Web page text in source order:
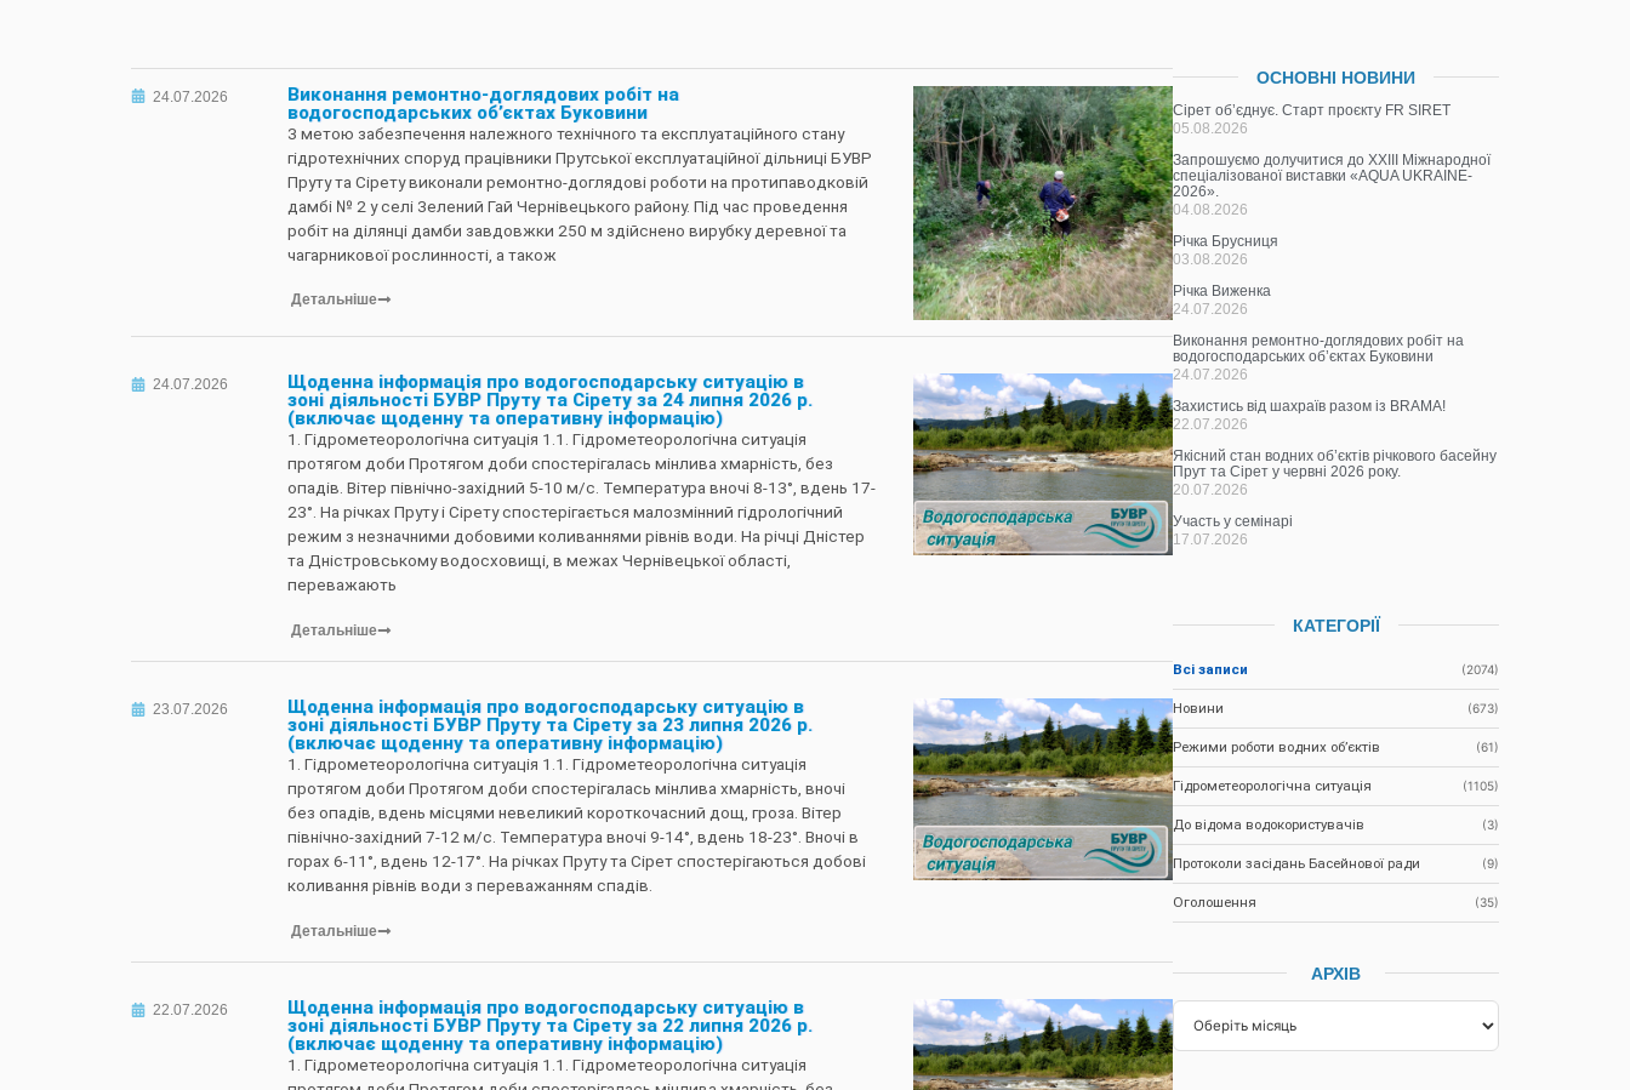
24.07.2026
Виконання ремонтно-доглядових робіт на
водогосподарських об’єктах Буковини
З метою забезпечення належного технічного та експлуатаційного стану
гідротехнічних споруд працівники Прутської експлуатаційної дільниці БУВР
Пруту та Сірету виконали ремонтно-доглядові роботи на протипаводковій
дамбі № 2 у селі Зелений Гай Чернівецького району. Під час проведення
робіт на ділянці дамби завдовжки 250 м здійснено вирубку деревної та
чагарникової рослинності, а також
Детальніше
24.07.2026
Щоденна інформація про водогосподарську ситуацію в
зоні діяльності БУВР Пруту та Сірету за 24 липня 2026 р.
(включає щоденну та оперативну інформацію)
1. Гідрометеорологічна ситуація 1.1. Гідрометеорологічна ситуація
протягом доби Протягом доби спостерігалась мінлива хмарність, без
опадів. Вітер північно-західний 5-10 м/с. Температура вночі 8-13°, вдень 17-
23°. На річках Пруту і Сірету спостерігається малозмінний гідрологічний
режим з незначними добовими коливаннями рівнів води. На річці Дністер
та Дністровському водосховищі, в межах Чернівецької області,
переважають
Детальніше
23.07.2026
Щоденна інформація про водогосподарську ситуацію в
зоні діяльності БУВР Пруту та Сірету за 23 липня 2026 р.
(включає щоденну та оперативну інформацію)
1. Гідрометеорологічна ситуація 1.1. Гідрометеорологічна ситуація
протягом доби Протягом доби спостерігалась мінлива хмарність, вночі
без опадів, вдень місцями невеликий короткочасний дощ, гроза. Вітер
північно-західний 7-12 м/с. Температура вночі 9-14°, вдень 18-23°. Вночі в
горах 6-11°, вдень 12-17°. На річках Пруту та Сірет спостерігаються добові
коливання рівнів води з переважанням спадів.
Детальніше
22.07.2026
Щоденна інформація про водогосподарську ситуацію в
зоні діяльності БУВР Пруту та Сірету за 22 липня 2026 р.
(включає щоденну та оперативну інформацію)
1. Гідрометеорологічна ситуація 1.1. Гідрометеорологічна ситуація
ОСНОВНІ НОВИНИ
Сірет об’єднує. Старт проєкту FR SIRET
05.08.2026
Запрошуємо долучитися до ХХІІІ Міжнародної
спеціалізованої виставки «AQUA UKRAINE-
2026».
04.08.2026
Річка Брусниця
03.08.2026
Річка Виженка
24.07.2026
Виконання ремонтно-доглядових робіт на
водогосподарських об’єктах Буковини
24.07.2026
Захистись від шахраїв разом із BRAMA!
22.07.2026
Якісний стан водних об’єктів річкового басейну
Прут та Сірет у червні 2026 року.
20.07.2026
Участь у семінарі
17.07.2026
КАТЕГОРІЇ
Всі записи (2074)
Новини (673)
Режими роботи водних об’єктів (61)
Гідрометеорологічна ситуація (1105)
До відома водокористувачів (3)
Протоколи засідань Басейнової ради (9)
Оголошення (35)
АРХІВ